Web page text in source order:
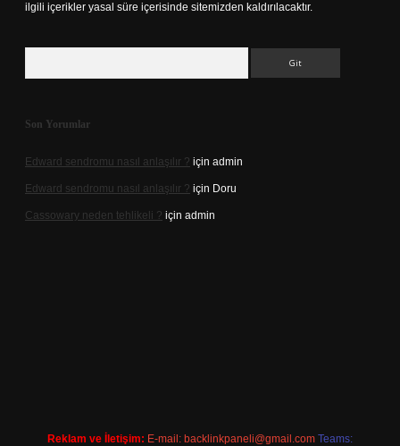
ilgili içerikler yasal süre içerisinde sitemizden kaldırılacaktır.
Son Yorumlar
Edward sendromu nasıl anlaşılır ? için admin
Edward sendromu nasıl anlaşılır ? için Doru
Cassowary neden tehlikeli ? için admin
Reklam ve İletişim: E-mail: backlinkpaneli@gmail.com Teams: